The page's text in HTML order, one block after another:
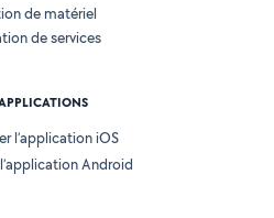
de matériel
de services
l’application iOS
Android